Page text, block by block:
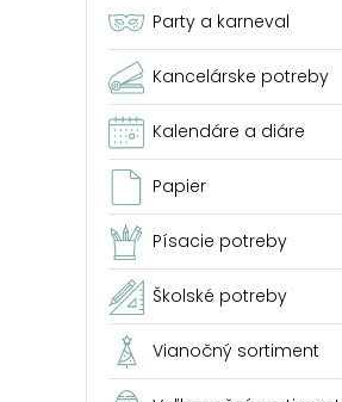
Party a karneval
Kancelárske potreby
Kalendáre a diáre
Papier
Písacie potreby
Školské potreby
Vianočný sortiment